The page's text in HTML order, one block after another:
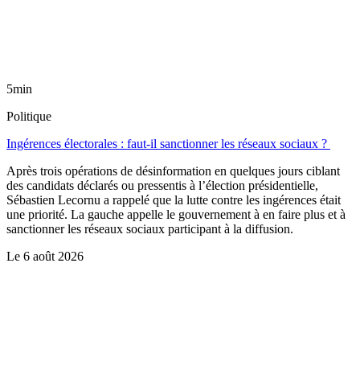
5min
Politique
Ingérences électorales : faut-il sanctionner les réseaux sociaux ?
Après trois opérations de désinformation en quelques jours ciblant
des candidats déclarés ou pressentis à l’élection présidentielle,
Sébastien Lecornu a rappelé que la lutte contre les ingérences était
une priorité. La gauche appelle le gouvernement à en faire plus et à
sanctionner les réseaux sociaux participant à la diffusion.
Le 6 août 2026